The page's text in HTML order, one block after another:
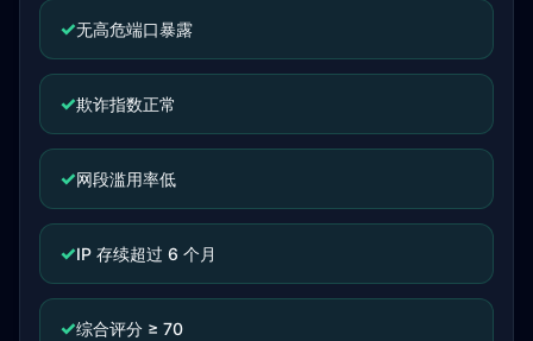
✓无高危端口暴露
✓欺诈指数正常
✓网段滥用率低
✓IP 存续超过 6 个月
✓综合评分 ≥ 70